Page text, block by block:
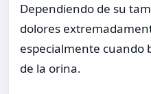
Dependiendo de su
dolores
especialmente cuando
de la orina.